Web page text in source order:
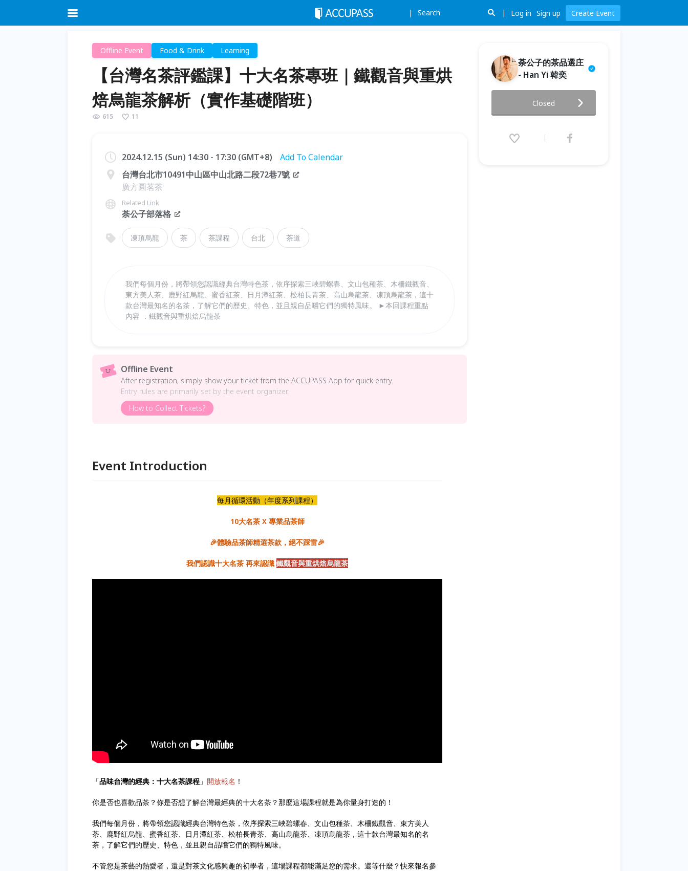
Search Log in Sign up Create Event
Offline Event Food & Drink Learning
【台灣名茶評鑑課】十大名茶專班｜鐵觀音與重烘
焙烏龍茶解析（實作基礎階班）
615 11
2024.12.15 (Sun) 14:30 - 17:30 (GMT+8)
Add To Calendar
台灣台北市10491中山區中山北路二段72巷7號
廣方圓茗茶
Related Link
荼公子部落格
凍頂烏龍 茶 茶課程 台北 茶道
我們每個月份，將帶領您認識經典台灣特色茶，依序探索三峽碧螺春、文山包種茶、木柵鐵觀音、
東方美人茶、鹿野紅烏龍、蜜香紅茶、日月潭紅茶、松柏長青茶、高山烏龍茶、凍頂烏龍茶，這十
款台灣最知名的名茶，了解它們的歷史、特色，並且親自品嚐它們的獨特風味。 ►本回課程重點
內容 ．鐵觀音與重烘焙烏龍茶
Offline Event
After registration, simply show your ticket from the ACCUPASS App for quick entry.
Entry rules are primarily set by the event organizer.
How to Collect Tickets?
Event Introduction
每月循環活動（年度系列課程）
10大名茶 X 專業品茶師
🎉體驗品茶師精選茶款，絕不踩雷🎉
我們認識十大名茶 再來認識 鐵觀音與重烘焙烏龍茶
「品味台灣的經典：十大名茶課程 」 開放報名 ！
你是否也喜歡品茶？你是否想了解台灣最經典的十大名茶？那麼這場課程就是為你量身打造的！
我們每個月份，將帶領您認識經典台灣特色茶，依序探索三峽碧螺春、文山包種茶、木柵鐵觀音、東方美人
茶、鹿野紅烏龍、蜜香紅茶、日月潭紅茶、松柏長青茶、高山烏龍茶、凍頂烏龍茶，這十款台灣最知名的名
茶，了解它們的歷史、特色，並且親自品嚐它們的獨特風味。
不管您是茶藝的熱愛者，還是對茶文化感興趣的初學者，這場課程都能滿足您的需求。還等什麼？快來報名參
荼公子的茶品選庄
- Han Yi 韓奕
班｜鐵觀音與重烘焙烏龍茶解析
（實作基礎階班）
(GMT+8)
Closed